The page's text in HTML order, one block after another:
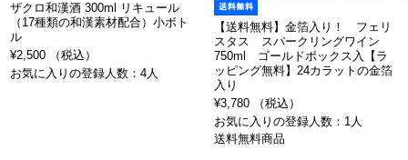
ザクロ和漢酒 300ml リキュール
（17種類の和漢素材配合）小ボト
ル
¥2,500 （税込）
お気に入りの登録人数：4人
【送料無料】金箔入り！ フェリ
スタス スパークリングワイン
750ml ゴールドボックス入【ラ
ッピング無料】24カラットの金箔
入り
¥3,780 （税込）
お気に入りの登録人数：1人
送料無料商品